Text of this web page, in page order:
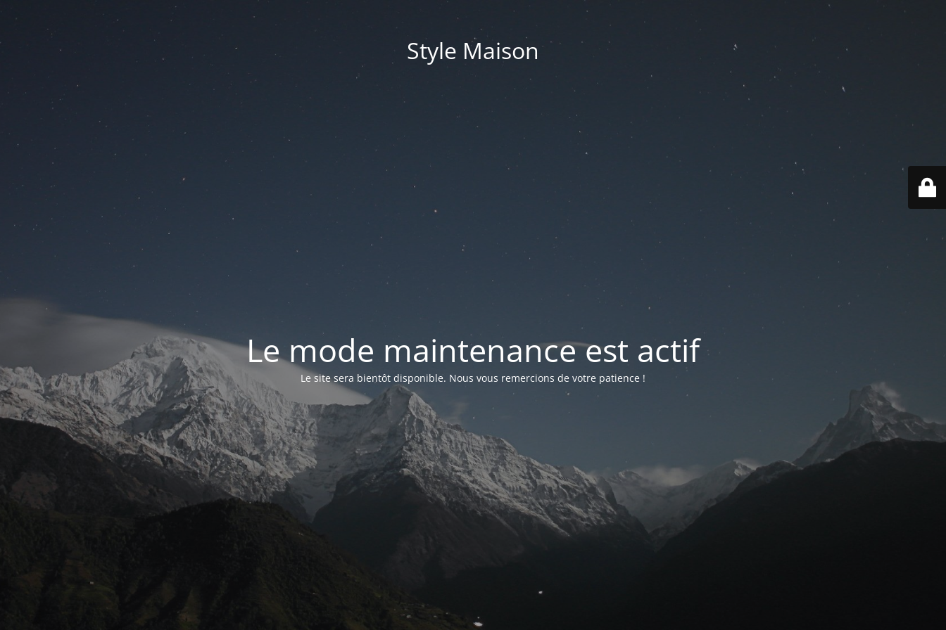
Style Maison
Le mode maintenance est actif
Le site sera bientôt disponible. Nous vous remercions de votre patience !